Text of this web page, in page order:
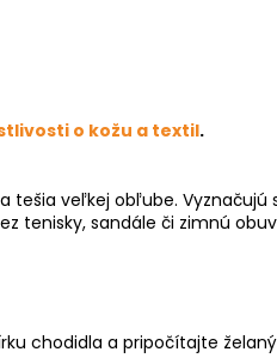
o kožu a textil.
tešia veľkej obľube.
tenisky, sandále či zimnú
chodidla a pripočítajte